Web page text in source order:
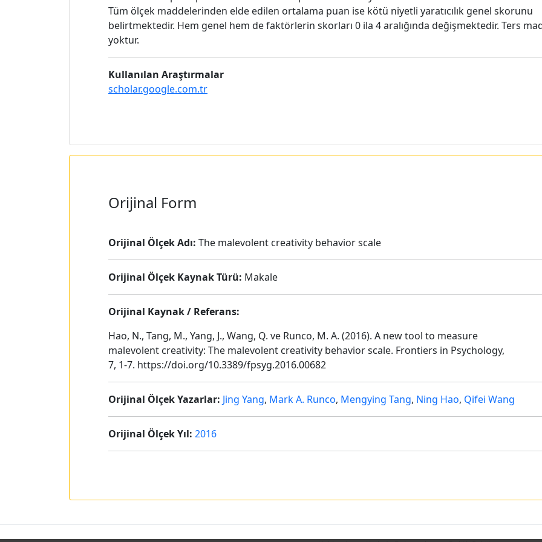
Tüm ölçek maddelerinden elde edilen ortalama puan ise kötü niyetli yaratıcılık genel skorunu
belirtmektedir. Hem genel hem de faktörlerin skorları 0 ila 4 aralığında değişmektedir. Ters
yoktur.
Kullanılan Araştırmalar
scholar.google.com.tr
Orijinal Form
Orijinal Ölçek Adı: The malevolent creativity behavior scale
Orijinal Ölçek Kaynak Türü: Makale
Orijinal Kaynak / Referans:
Hao, N., Tang, M., Yang, J., Wang, Q. ve Runco, M. A. (2016). A new tool to measure
malevolent creativity: The malevolent creativity behavior scale. Frontiers in Psychology,
7, 1-7. https://doi.org/10.3389/fpsyg.2016.00682
Orijinal Ölçek Yazarlar: Jing Yang, Mark A. Runco, Mengying Tang, Ning Hao, Qifei Wang
Orijinal Ölçek Yıl: 2016